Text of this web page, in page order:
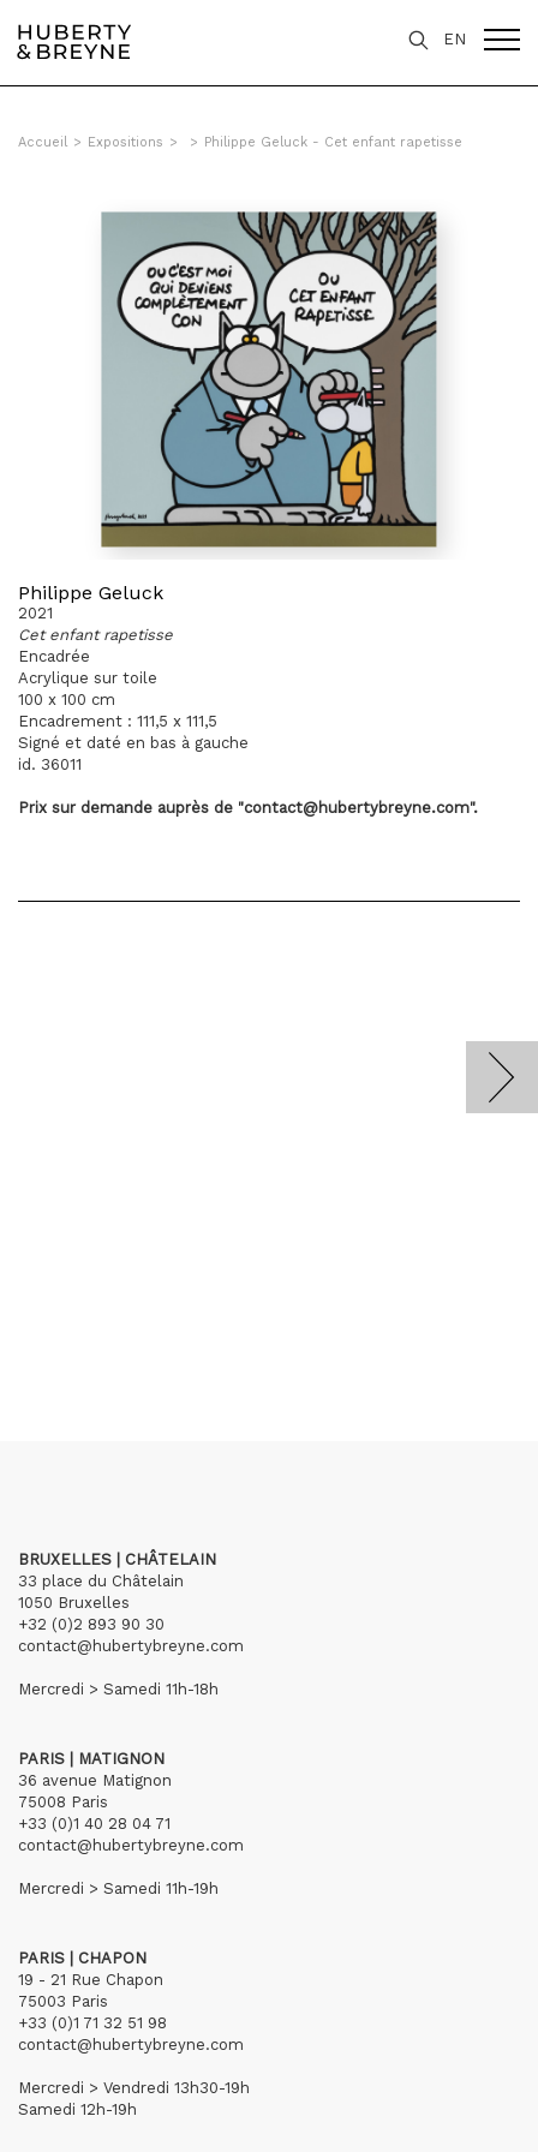
EN
Accueil > Expositions > > Philippe Geluck - Cet enfant rapetisse
Philippe Geluck
2021
Cet enfant rapetisse
Encadrée
Acrylique sur toile
100 x 100 cm
Encadrement : 111,5 x 111,5
Signé et daté en bas à gauche
id. 36011
Prix sur demande auprès de "contact@hubertybreyne.com".
BRUXELLES | CHÂTELAIN
33 place du Châtelain
1050 Bruxelles
+32 (0)2 893 90 30
contact@hubertybreyne.com
Mercredi > Samedi 11h-18h
PARIS | MATIGNON
36 avenue Matignon
75008 Paris
+33 (0)1 40 28 04 71
contact@hubertybreyne.com
Mercredi > Samedi 11h-19h
PARIS | CHAPON
19 - 21 Rue Chapon
75003 Paris
+33 (0)1 71 32 51 98
contact@hubertybreyne.com
Mercredi > Vendredi 13h30-19h
Samedi 12h-19h